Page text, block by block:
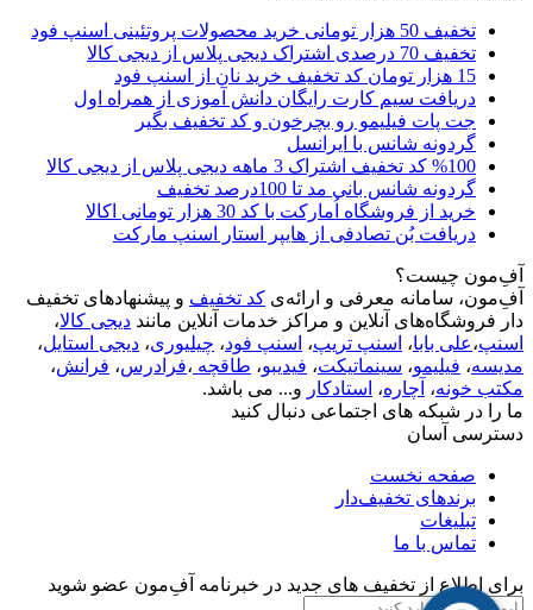
تخفیف 50 هزار تومانی خرید محصولات پروتئینی اسنپ فود
تخفیف 70 درصدی اشتراک دیجی پلاس از دیجی کالا
15 هزار تومان کد تخفیف خرید نان از اسنپ فود
دریافت سیم کارت رایگان دانش آموزی از همراه اول
جت پات فیلیمو رو بچرخون و کد تخفیف بگیر
گردونه شانس با ایرانسل
%100 کد تخفیف اشتراک 3 ماهه دیجی پلاس از دیجی کالا
گردونه شانس بانی مد تا 100درصد تخفیف
خرید از فروشگاه اُمارکت با کد 30 هزار تومانی اکالا
دریافت بُن تصادفی از هایپر استار اسنپ مارکت
آفِ‌مون چیست؟
آفِ‌مون، سامانه معرفی و ارائه‌ی کد تخفیف و پیشنهادهای تخفیف
دار فروشگاه‌های آنلاین و مراکز خدمات آنلاین مانند دیجی کالا،
اسنپ،علی بابا، اسنپ تریپ، اسنپ فود، چیلیوری، دیجی استایل،
مدیسه، فیلیمو، سینماتیکت، فیدیبو، طاقچه ،فرادرس، فرانش،
مکتب خونه، آچاره، استادکار و... می باشد.
ما را در شبکه های اجتماعی دنبال کنید
دسترسی آسان
صفحه نخست
برندهای تخفیف‌دار
تبلیغات
تماس با ما
برای اطلاع از تخفیف های جدید در خبرنامه آفِ‌مون عضو شوید